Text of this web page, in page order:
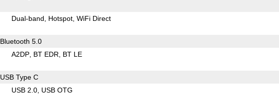
Dual-band Hotspot WiFi Direct
Bluetooth 5.0
A2DP BT EDR BT LE
USB Type C
USB 2.0 USB OTG